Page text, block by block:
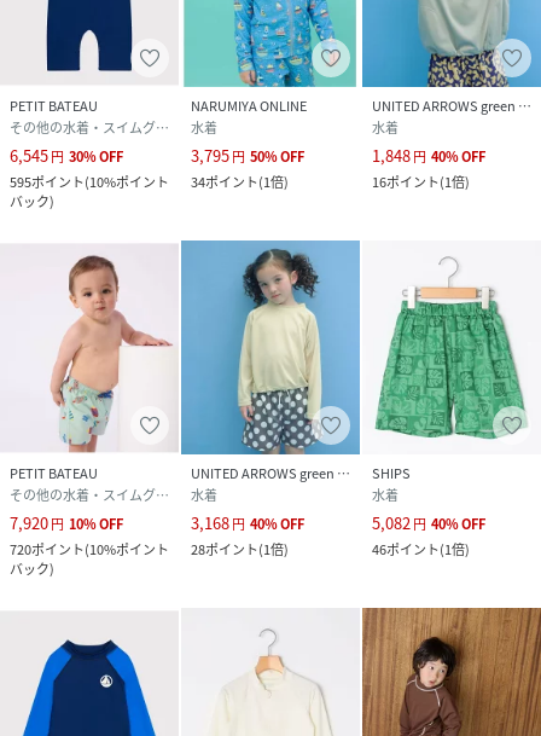
PETIT BATEAU
その他の水着・スイムグッズ
6,545円 30%OFF
595ポイント(10%ポイント
バック)
NARUMIYA ONLINE
水着
3,795円 50%OFF
34ポイント(1倍)
UNITED ARROWS green label relaxing
水着
1,848円 40%OFF
16ポイント(1倍)
PETIT BATEAU
その他の水着・スイムグッズ
7,920円 10%OFF
720ポイント(10%ポイント
バック)
UNITED ARROWS green label relaxing
水着
3,168円 40%OFF
28ポイント(1倍)
SHIPS
水着
5,082円 40%OFF
46ポイント(1倍)